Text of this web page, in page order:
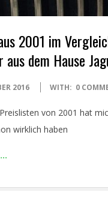
2001 im
dem Hause
2016 WITH: 0
von 2001 hat
wirklich haben